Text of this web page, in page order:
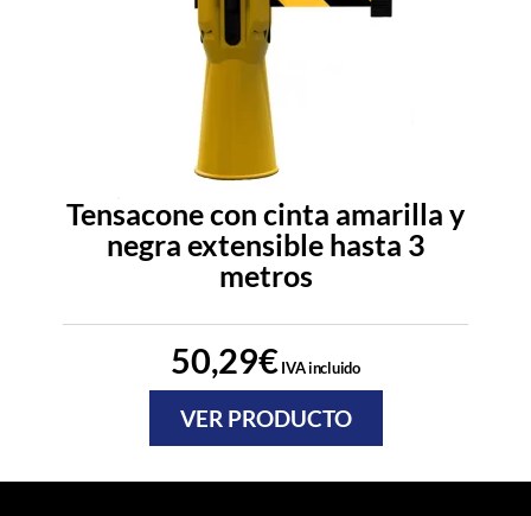
Tensacone con cinta amarilla y
negra extensible hasta 3
metros
50,29€IVA incluido
VER PRODUCTO